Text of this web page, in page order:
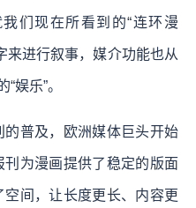
们现在所看到的“连环漫
来进行叙事，媒介功能也从
娱乐”。
普及，欧洲媒体巨头开始
为漫画提供了稳定的版面
间，让长度更长、内容更